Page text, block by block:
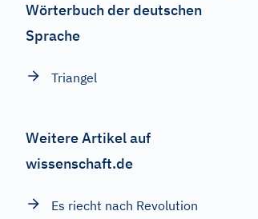
Wörterbuch der deutschen
Sprache
Triangel
Weitere Artikel auf
wissenschaft.de
Es riecht nach Revolution